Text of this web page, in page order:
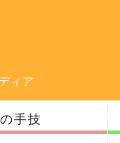
ィア
手技